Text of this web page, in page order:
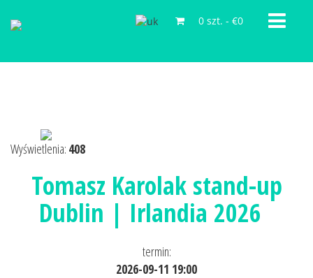
0 szt. - €0
Wyświetlenia: 408
Tomasz Karolak stand-up
Dublin | Irlandia 2026
termin:
2026-09-11 19:00